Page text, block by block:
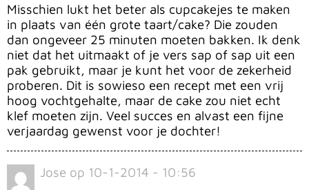
Misschien lukt het beter als cupcakejes te maken
in plaats van één grote taart/cake? Die zouden
dan ongeveer 25 minuten moeten bakken. Ik denk
niet dat het uitmaakt of je vers sap of sap uit een
pak gebruikt, maar je kunt het voor de zekerheid
proberen. Dit is sowieso een recept met een vrij
hoog vochtgehalte, maar de cake zou niet echt
klef moeten zijn. Veel succes en alvast een fijne
verjaardag gewenst voor je dochter!
Jose op 10-1-2014 - 10:56